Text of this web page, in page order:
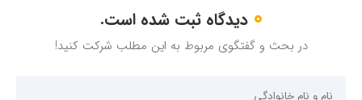
0 دیدگاه ثبت شده است.
در بحث و گفتگوی مربوط به این مطلب شرکت کنید!